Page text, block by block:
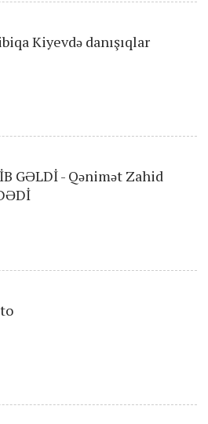
Kiyevdə danışıqlar
GƏLDİ - Qənimət Zahid